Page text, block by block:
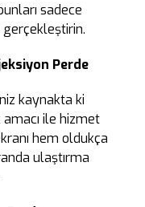
sadece
gerçekleştirin.
Perde
kaynakta ki
ile hizmet
hem oldukça
ulaştırma